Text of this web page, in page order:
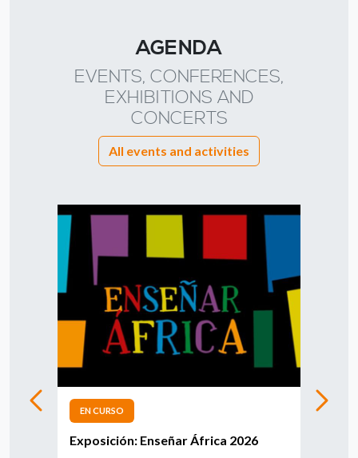
AGENDA
EVENTS, CONFERENCES,
EXHIBITIONS AND
CONCERTS
All events and activities
EN CURSO
Exposición: Enseñar África 2026